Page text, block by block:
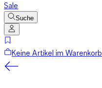
Sale
Suche
Keine Artikel im Warenkorb